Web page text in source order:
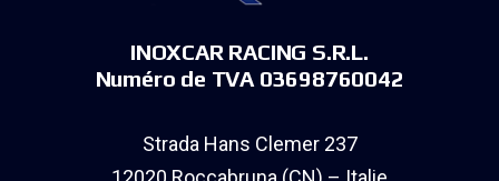
INOXCAR RACING S.R.L.
Numéro de TVA 03698760042
Strada Hans Clemer 237